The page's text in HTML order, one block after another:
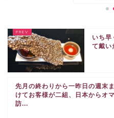
いち早
て戴い
先月の終わりから一昨日の週末
けてお客様が二組、日本からオ
訪...